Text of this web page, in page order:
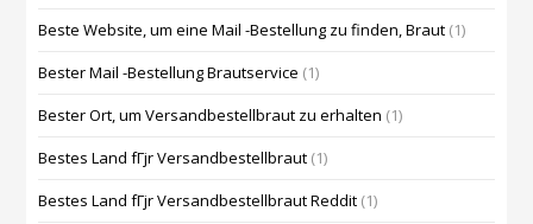
Beste Website, um eine Mail -Bestellung zu finden, Braut (1)
Bester Mail -Bestellung Brautservice (1)
Bester Ort, um Versandbestellbraut zu erhalten (1)
Bestes Land fГјr Versandbestellbraut (1)
Bestes Land fГјr Versandbestellbraut Reddit (1)